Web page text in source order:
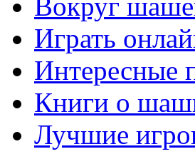
Играть
Интересные
Книги о
Лучшие